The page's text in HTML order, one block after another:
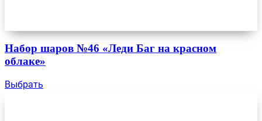
Набор шаров №46 «Леди Баг на красном
облаке»
Выбрать